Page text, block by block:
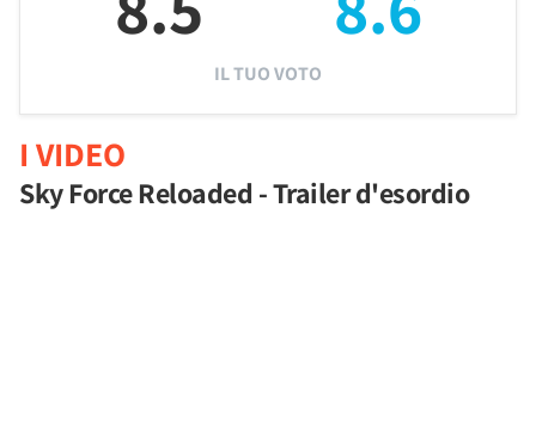
IL TUO VOTO
I VIDEO
Sky Force Reloaded - Trailer d'esordio